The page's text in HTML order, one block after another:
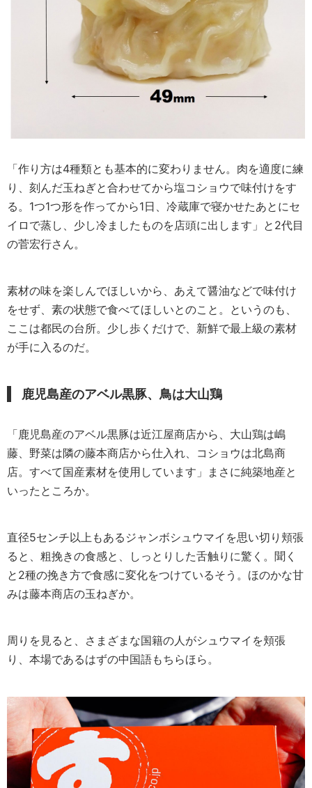
「作り方は4種類とも基本的に変わりません。肉を適度に練
り、刻んだ玉ねぎと合わせてから塩コショウで味付けをす
る。1つ1つ形を作ってから1日、冷蔵庫で寝かせたあとにセ
イロで蒸し、少し冷ましたものを店頭に出します」と2代目
の菅宏行さん。
素材の味を楽しんでほしいから、あえて醤油などで味付け
をせず、素の状態で食べてほしいとのこと。というのも、
ここは都民の台所。少し歩くだけで、新鮮で最上級の素材
が手に入るのだ。
鹿児島産のアベル黒豚、鳥は大山鶏
「鹿児島産のアベル黒豚は近江屋商店から、大山鶏は嶋
藤、野菜は隣の藤本商店から仕入れ、コショウは北島商
店。すべて国産素材を使用しています」まさに純築地産と
いったところか。
直径5センチ以上もあるジャンボシュウマイを思い切り頬張
ると、粗挽きの食感と、しっとりした舌触りに驚く。聞く
と2種の挽き方で食感に変化をつけているそう。ほのかな甘
みは藤本商店の玉ねぎか。
周りを見ると、さまざまな国籍の人がシュウマイを頬張
り、本場であるはずの中国語もちらほら。